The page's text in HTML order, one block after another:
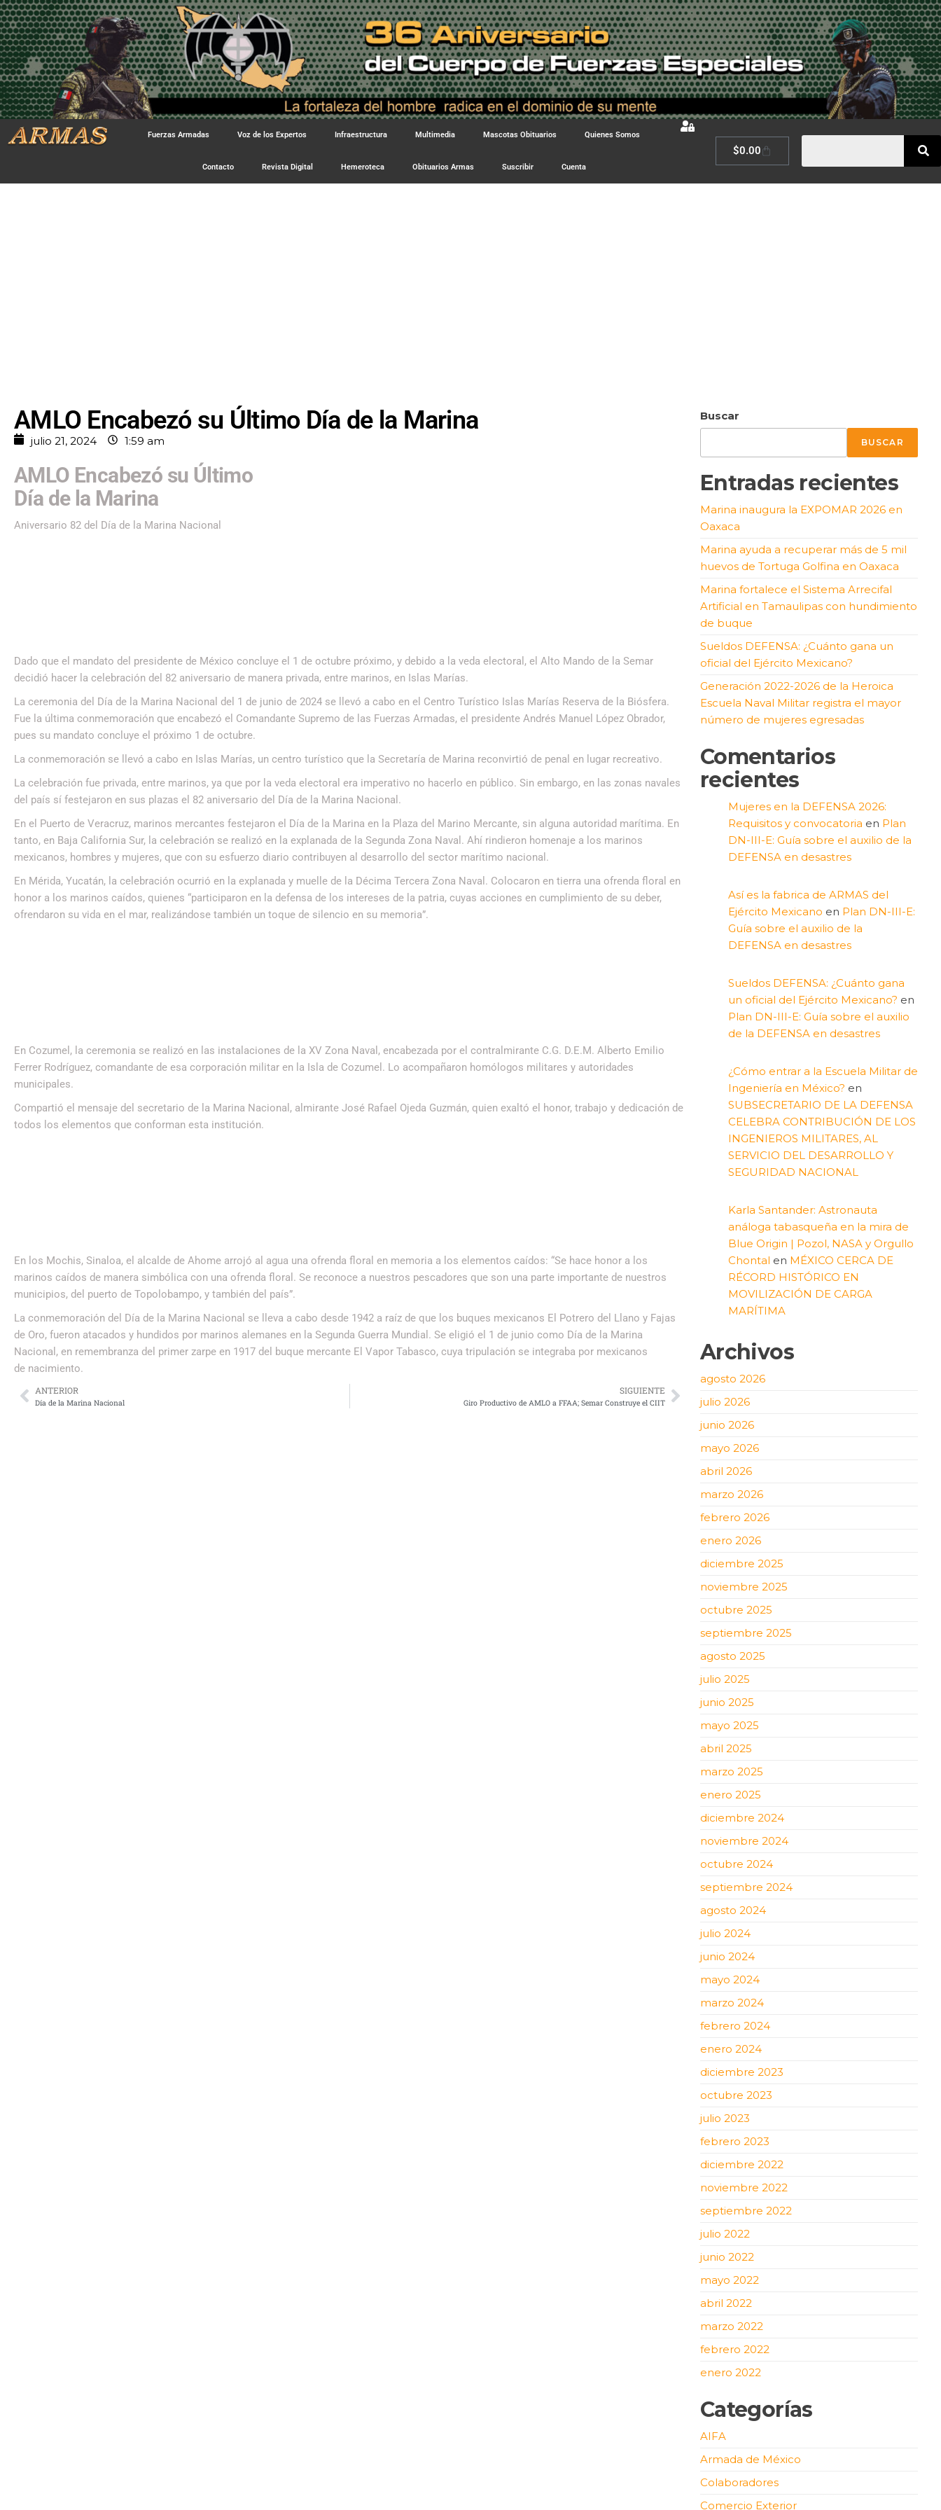
Fuerzas Armadas Voz de los Expertos Infraestructura Multimedia Mascotas Obituarios Quienes Somos
Contacto Revista Digital Hemeroteca Obituarios Armas Suscribir Cuenta
$0.00
AMLO Encabezó su Último Día de la Marina
julio 21, 2024 1:59 am
AMLO Encabezó su Último
Día de la Marina
Aniversario 82 del Día de la Marina Nacional
Dado que el mandato del presidente de México concluye el 1 de octubre próximo, y debido a la veda electoral, el Alto Mando de la Semar
decidió hacer la celebración del 82 aniversario de manera privada, entre marinos, en Islas Marías.
La ceremonia del Día de la Marina Nacional del 1 de junio de 2024 se llevó a cabo en el Centro Turístico Islas Marías Reserva de la Biósfera.
Fue la última conmemoración que encabezó el Comandante Supremo de las Fuerzas Armadas, el presidente Andrés Manuel López Obrador,
pues su mandato concluye el próximo 1 de octubre.
La conmemoración se llevó a cabo en Islas Marías, un centro turístico que la Secretaría de Marina reconvirtió de penal en lugar recreativo.
La celebración fue privada, entre marinos, ya que por la veda electoral era imperativo no hacerlo en público. Sin embargo, en las zonas navales
del país sí festejaron en sus plazas el 82 aniversario del Día de la Marina Nacional.
En el Puerto de Veracruz, marinos mercantes festejaron el Día de la Marina en la Plaza del Marino Mercante, sin alguna autoridad marítima. En
tanto, en Baja California Sur, la celebración se realizó en la explanada de la Segunda Zona Naval. Ahí rindieron homenaje a los marinos
mexicanos, hombres y mujeres, que con su esfuerzo diario contribuyen al desarrollo del sector marítimo nacional.
En Mérida, Yucatán, la celebración ocurrió en la explanada y muelle de la Décima Tercera Zona Naval. Colocaron en tierra una ofrenda floral en
honor a los marinos caídos, quienes “participaron en la defensa de los intereses de la patria, cuyas acciones en cumplimiento de su deber,
ofrendaron su vida en el mar, realizándose también un toque de silencio en su memoria”.
En Cozumel, la ceremonia se realizó en las instalaciones de la XV Zona Naval, encabezada por el contralmirante C.G. D.E.M. Alberto Emilio
Ferrer Rodríguez, comandante de esa corporación militar en la Isla de Cozumel. Lo acompañaron homólogos militares y autoridades
municipales.
Compartió el mensaje del secretario de la Marina Nacional, almirante José Rafael Ojeda Guzmán, quien exaltó el honor, trabajo y dedicación de
todos los elementos que conforman esta institución.
En los Mochis, Sinaloa, el alcalde de Ahome arrojó al agua una ofrenda floral en memoria a los elementos caídos: “Se hace honor a los
marinos caídos de manera simbólica con una ofrenda floral. Se reconoce a nuestros pescadores que son una parte importante de nuestros
municipios, del puerto de Topolobampo, y también del país”.
La conmemoración del Día de la Marina Nacional se lleva a cabo desde 1942 a raíz de que los buques mexicanos El Potrero del Llano y Fajas
de Oro, fueron atacados y hundidos por marinos alemanes en la Segunda Guerra Mundial. Se eligió el 1 de junio como Día de la Marina
Nacional, en remembranza del primer zarpe en 1917 del buque mercante El Vapor Tabasco, cuya tripulación se integraba por mexicanos
de nacimiento.
ANTERIOR
Día de la Marina Nacional
SIGUIENTE
Giro Productivo de AMLO a FFAA; Semar Construye el CIIT
Buscar
BUSCAR
Entradas recientes
Marina inaugura la EXPOMAR 2026 en
Oaxaca
Marina ayuda a recuperar más de 5 mil
huevos de Tortuga Golfina en Oaxaca
Marina fortalece el Sistema Arrecifal
Artificial en Tamaulipas con hundimiento
de buque
Sueldos DEFENSA: ¿Cuánto gana un
oficial del Ejército Mexicano?
Generación 2022-2026 de la Heroica
Escuela Naval Militar registra el mayor
número de mujeres egresadas
Comentarios
recientes
Mujeres en la DEFENSA 2026:
Requisitos y convocatoria en Plan
DN-III-E: Guía sobre el auxilio de la
DEFENSA en desastres
Así es la fabrica de ARMAS del
Ejército Mexicano en Plan DN-III-E:
Guía sobre el auxilio de la
DEFENSA en desastres
Sueldos DEFENSA: ¿Cuánto gana
un oficial del Ejército Mexicano? en
Plan DN-III-E: Guía sobre el auxilio
de la DEFENSA en desastres
¿Cómo entrar a la Escuela Militar de
Ingeniería en México? en
SUBSECRETARIO DE LA DEFENSA
CELEBRA CONTRIBUCIÓN DE LOS
INGENIEROS MILITARES, AL
SERVICIO DEL DESARROLLO Y
SEGURIDAD NACIONAL
Karla Santander: Astronauta
análoga tabasqueña en la mira de
Blue Origin | Pozol, NASA y Orgullo
Chontal en MÉXICO CERCA DE
RÉCORD HISTÓRICO EN
MOVILIZACIÓN DE CARGA
MARÍTIMA
Archivos
agosto 2026
julio 2026
junio 2026
mayo 2026
abril 2026
marzo 2026
febrero 2026
enero 2026
diciembre 2025
noviembre 2025
octubre 2025
septiembre 2025
agosto 2025
julio 2025
junio 2025
mayo 2025
abril 2025
marzo 2025
enero 2025
diciembre 2024
noviembre 2024
octubre 2024
septiembre 2024
agosto 2024
julio 2024
junio 2024
mayo 2024
marzo 2024
febrero 2024
enero 2024
diciembre 2023
octubre 2023
julio 2023
febrero 2023
diciembre 2022
noviembre 2022
septiembre 2022
julio 2022
junio 2022
mayo 2022
abril 2022
marzo 2022
febrero 2022
enero 2022
Categorías
AIFA
Armada de México
Colaboradores
Comercio Exterior